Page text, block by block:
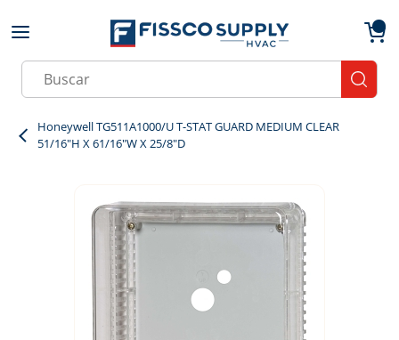
Skip to main content
Site Search
Honeywell TG511A1000/U T-STAT GUARD MEDIUM CLEAR
51/16"H X 61/16"W X 25/8"D